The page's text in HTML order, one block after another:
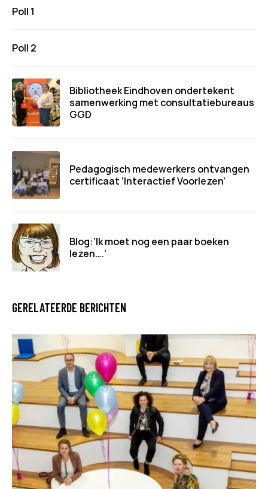
Poll 1
Poll 2
Bibliotheek Eindhoven ondertekent
samenwerking met consultatiebureaus
GGD
Pedagogisch medewerkers ontvangen
certificaat ‘Interactief Voorlezen’
Blog:‘Ik moet nog een paar boeken
lezen….’
GERELATEERDE BERICHTEN